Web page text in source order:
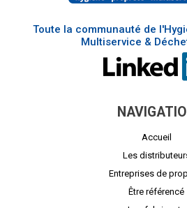
Toute la communauté de
Multiservice &
Accueil
Les
Entreprises de
Être référencé